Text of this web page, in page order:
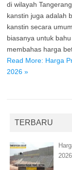
di wilayah
kanstin juga adalah
kanstin secara
biasanya untuk
membahas harga
Read More: Harga
2026 »
TERBARU
2026